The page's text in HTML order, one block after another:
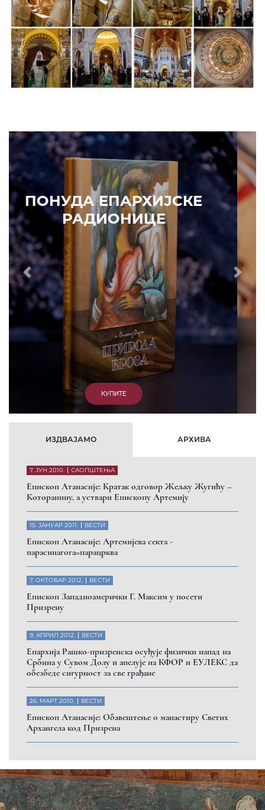
ПОНУДА ЕПАРХИЈСКЕ
РАДИОНИЦЕ
КУПИТЕ
Prethodni
ИЗДВАЈАМО АРХИВА
7. ЈУН 2010. САОПШТЕЊА
Eпископ Атанасије: Кратак одговор Жељку Жугићу –
Которанину, а уствари Епископу Артемију
15. ЈАНУАР 2011. ВЕСТИ
Eпископ Атанасије: Артемијева секта -
парасинагога=парацрква
7. ОКТОБАР 2012. ВЕСТИ
Eпископ Западноамерички Г. Максим у посети
Призрену
9. АПРИЛ 2012. ВЕСТИ
Eпархија Рашко-призренска осуђује физички напад на
Србина у Сувом Долу и апелује на КФОР и ЕУЛЕКС да
обезбеде сигурност за све грађане
26. МАРТ 2010. ВЕСТИ
Eпископ Атанасије: Обавештење о манастиру Светих
Архангела код Призрена